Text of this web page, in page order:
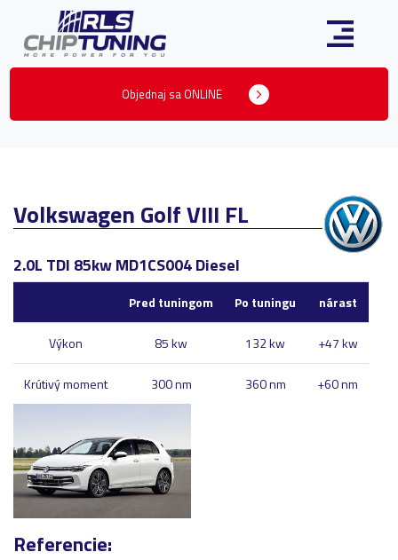
Objednaj sa ONLINE
Volkswagen Golf VIII FL
2.0L TDI 85kw MD1CS004 Diesel
Pred tuningom Po tuningu nárast
Výkon 85 kw 132 kw +47 kw
Krútivý moment 300 nm 360 nm +60 nm
Referencie: